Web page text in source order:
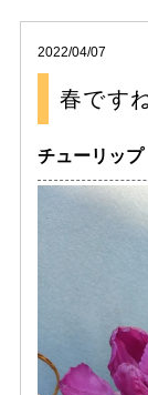
2022/04/07
春です
チューリップ